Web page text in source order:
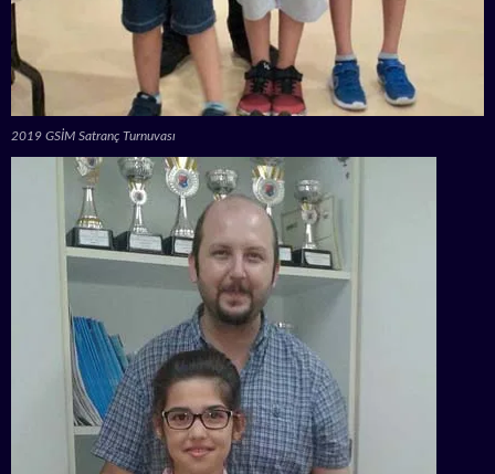
2019 GSİM Satranç Turnuvası